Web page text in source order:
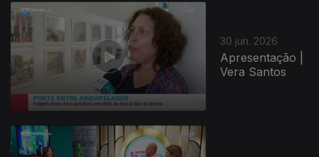
30 jun. 2026
Apresentação |
Vera Santos